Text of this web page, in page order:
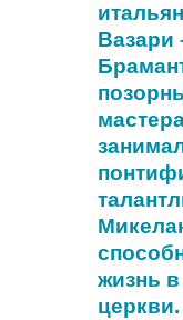
Вазари
жизнь
церкви.